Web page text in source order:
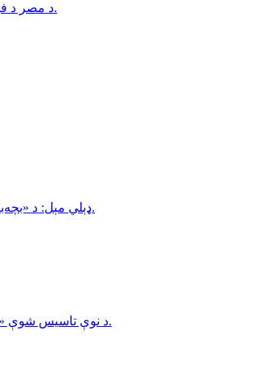
د مصر د فوټبال ستوری، ترابزون‌اسپور د ترکیې له کلب سره د یوځای کېدو په درشل کې دی.
ډېلي مېل: د «بچه‌بازۍ»تر نامه لاندې د ماشومانو ناوړه ګټه اخیستنه لا هم په افغانستان کې دوام لري.
د نوې تاسیس شوې «سپاهیان میهن» جبهې، د افغانستان د لومړۍ ولسوالۍ د سقوط په اړه نوې اعلامیه.